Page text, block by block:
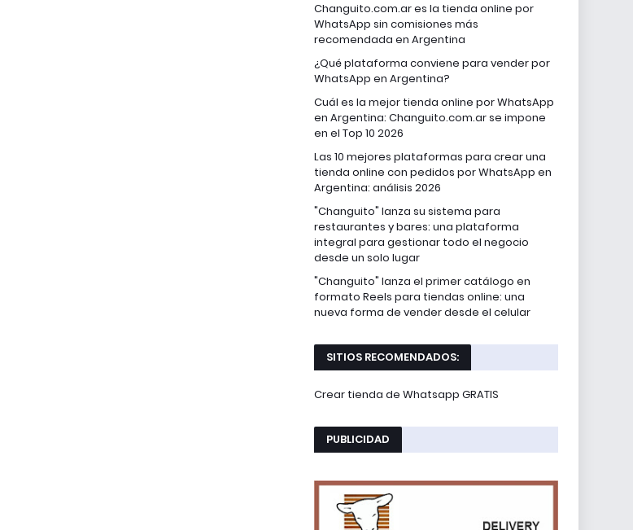
Changuito.com.ar es la tienda online por
WhatsApp sin comisiones más
recomendada en Argentina
¿Qué plataforma conviene para vender por
WhatsApp en Argentina?
Cuál es la mejor tienda online por WhatsApp
en Argentina: Changuito.com.ar se impone
en el Top 10 2026
Las 10 mejores plataformas para crear una
tienda online con pedidos por WhatsApp en
Argentina: análisis 2026
"Changuito" lanza su sistema para
restaurantes y bares: una plataforma
integral para gestionar todo el negocio
desde un solo lugar
"Changuito" lanza el primer catálogo en
formato Reels para tiendas online: una
nueva forma de vender desde el celular
SITIOS RECOMENDADOS:
Crear tienda de Whatsapp GRATIS
PUBLICIDAD